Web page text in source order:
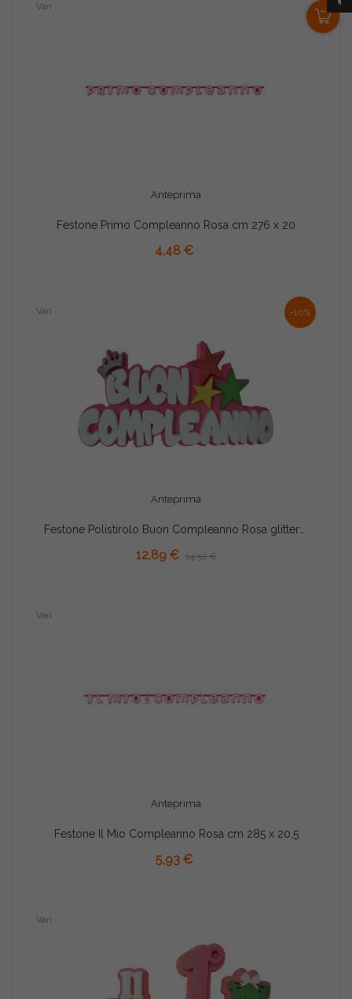
Anteprima
Vari
Festone Primo Compleanno Rosa cm 276 x 20
4,48 €
-10%
Anteprima
Vari
12,89 € 14,32 €
Anteprima
Vari
Festone Il Mio Compleanno Rosa cm 285 x 20,5
5,93 €
Vari